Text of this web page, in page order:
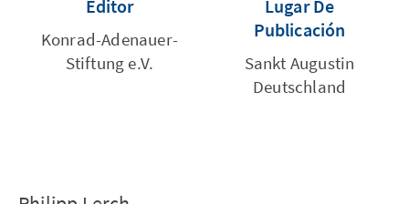
Editor
Konrad-Adenauer-
Stiftung e.V.
Lugar De
Publicación
Sankt Augustin
Deutschland